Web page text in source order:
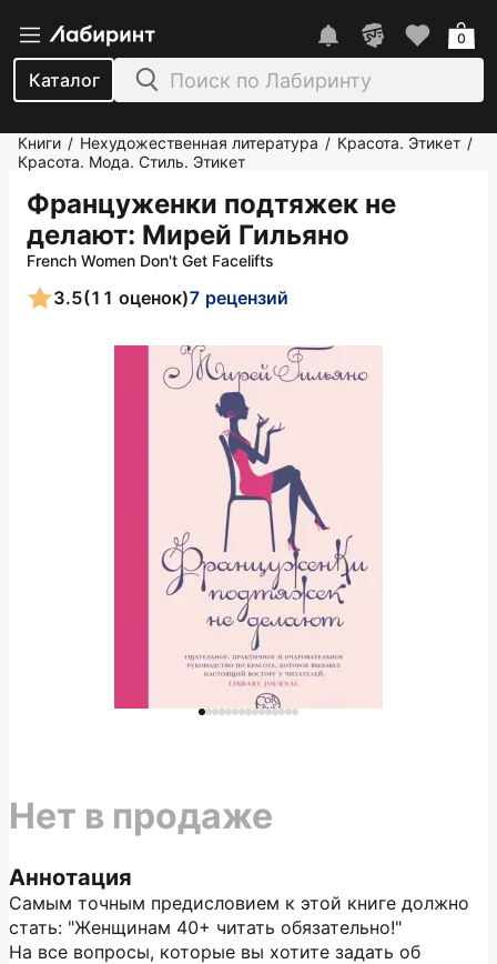
Каталог
0
Книги / Нехудожественная литература / Красота. Этикет /
Красота. Мода. Стиль. Этикет
Француженки подтяжек не
делают: Мирей Гильяно
French Women Don't Get Facelifts
3.5(11 оценок)7 рецензий
Аннотация
Самым точным предисловием к этой книге должно
стать: "Женщинам 40+ читать обязательно!"
На все вопросы, которые вы хотите задать об
Нет в продаже